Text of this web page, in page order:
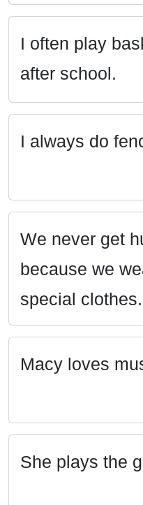
I often play
after school.
I always do
We never get
because we
special clothes.
Macy loves
She plays the